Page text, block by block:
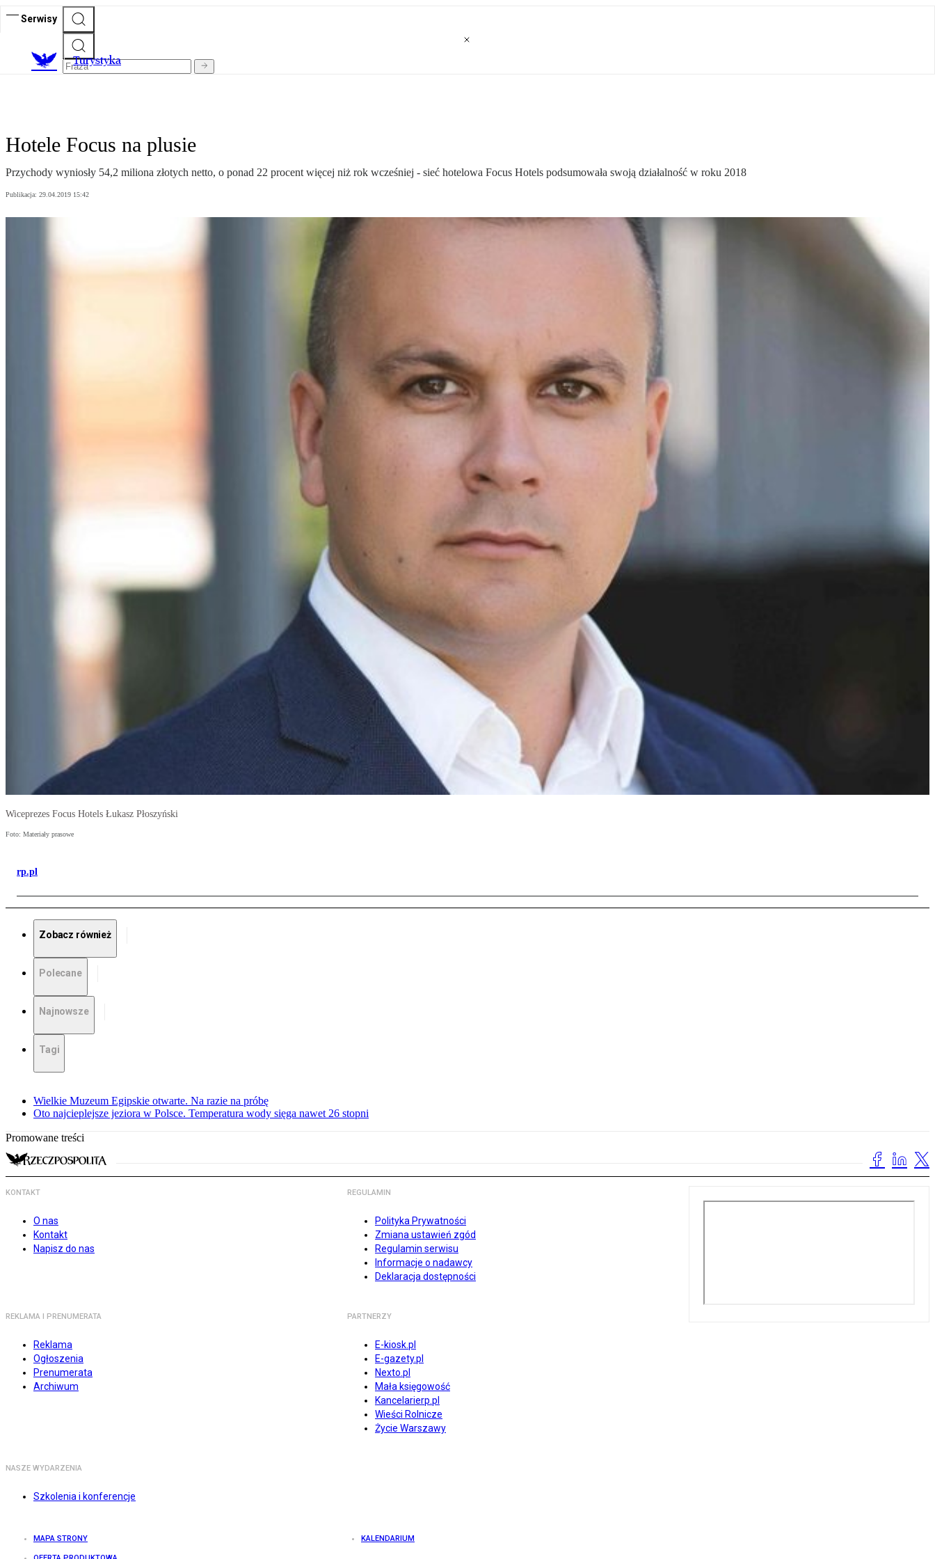
Serwisy
Turystyka
Hotele Focus na plusie
Przychody wyniosły 54,2 miliona złotych netto, o ponad 22 procent więcej niż rok wcześniej - sieć hotelowa Focus Hotels podsumowała swoją działalność w roku 2018
Publikacja: 29.04.2019 15:42
Wiceprezes Focus Hotels Łukasz Płoszyński
Foto: Materiały prasowe
rp.pl
Zobacz również
Polecane
Najnowsze
Tagi
Wielkie Muzeum Egipskie otwarte. Na razie na próbę
Oto najcieplejsze jeziora w Polsce. Temperatura wody sięga nawet 26 stopni
Promowane treści
KONTAKT
O nas
Kontakt
Napisz do nas
REGULAMIN
Polityka Prywatności
Zmiana ustawień zgód
Regulamin serwisu
Informacje o nadawcy
Deklaracja dostępności
REKLAMA I PRENUMERATA
Reklama
Ogłoszenia
Prenumerata
Archiwum
PARTNERZY
E-kiosk.pl
E-gazety.pl
Nexto.pl
Mała księgowość
Kancelarierp.pl
Wieści Rolnicze
Życie Warszawy
NASZE WYDARZENIA
Szkolenia i konferencje
MAPA STRONY KALENDARIUM